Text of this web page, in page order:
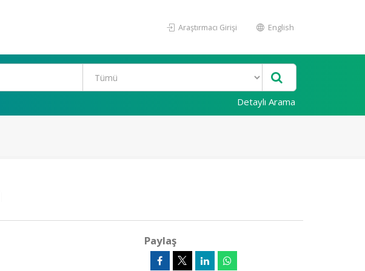
Araştırmacı Girişi English
Detaylı Arama
Paylaş